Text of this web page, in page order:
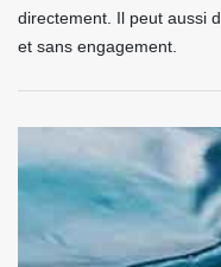
directement. Il peut aussi
et sans engagement.